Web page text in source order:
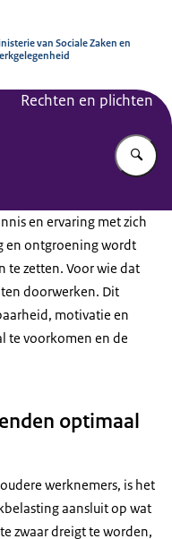
van Sociale Zaken en
Rechten en plichten
en ervaring met zich
en ontgroening wordt
te zetten. Voor wie dat
doorwerken. Dit
motivatie en
te voorkomen en de
optimaal
werknemers, is het
aansluit op wat
zwaar dreigt te worden,